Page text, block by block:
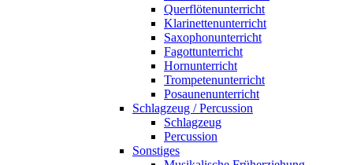
Querflötenunterricht
Klarinettenunterricht
Saxophonunterricht
Fagottunterricht
Hornunterricht
Trompetenunterricht
Posaunenunterricht
Schlagzeug / Percussion
Schlagzeug
Percussion
Sonstiges